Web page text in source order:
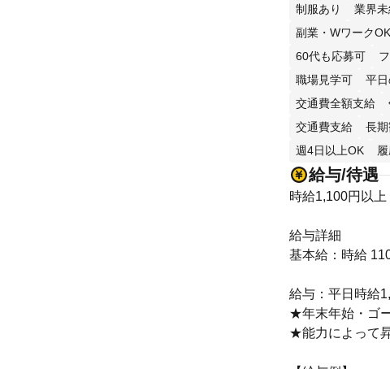
制服あり 業界
副業・WワークOK
60代も応募可
職場見学可
平
交通費全額支給
交通費支給
長
週4日以上OK
給与/待遇
時給1,100円以上
給与詳細
基本給：時給
給与：平日時給
★年末年始・ゴ
★能力によって